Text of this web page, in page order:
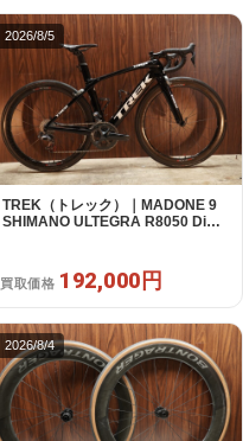
2026/8/5
TREK（トレック）｜MADONE 9
SHIMANO ULTEGRA R8050 Di2
買取価格 192,000円
2026/8/4